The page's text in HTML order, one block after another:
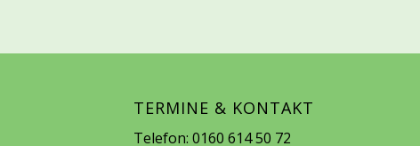
TERMINE & KONTAKT
Telefon: 0160 614 50 72